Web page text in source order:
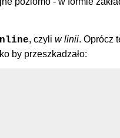
, czyli w linii. Oprócz
by przeszkadzało: